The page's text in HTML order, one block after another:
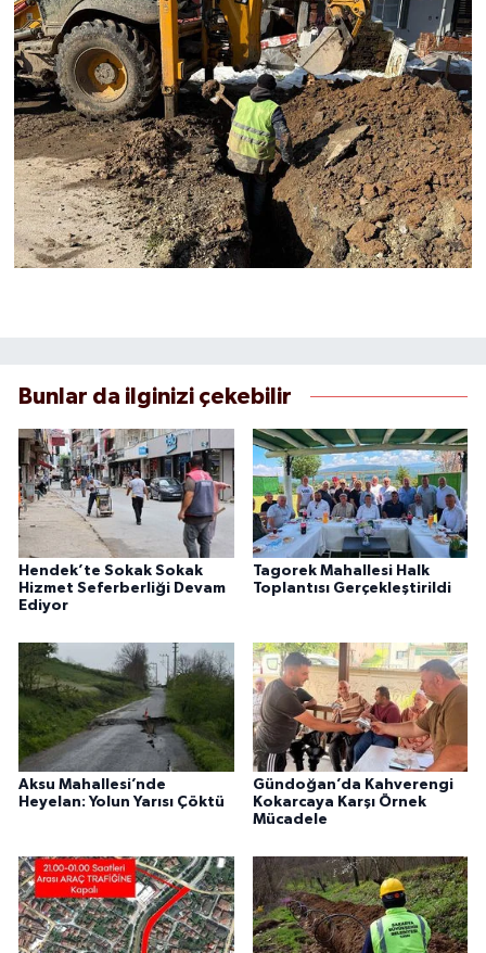
Bunlar da ilginizi çekebilir
Hendek’te Sokak Sokak
Hizmet Seferberliği Devam
Ediyor
Tagorek Mahallesi Halk
Toplantısı Gerçekleştirildi
Aksu Mahallesi’nde
Heyelan: Yolun Yarısı Çöktü
Gündoğan’da Kahverengi
Kokarcaya Karşı Örnek
Mücadele